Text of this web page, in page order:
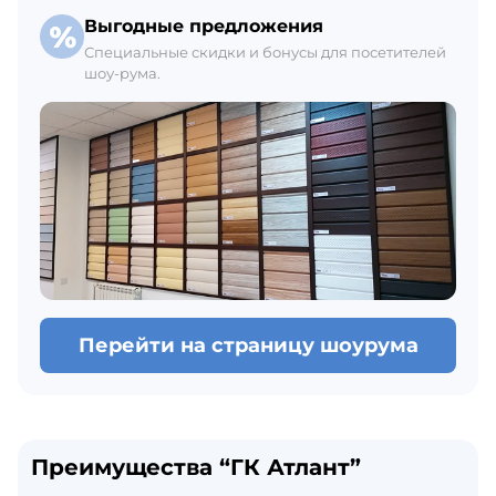
Выгодные предложения
Специальные скидки и бонусы для посетителей
шоу-рума.
Перейти на страницу шоурума
Преимущества “ГК Атлант”